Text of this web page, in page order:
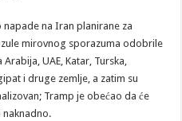
na Iran planirane za
mirovnog sporazuma odobrile
UAE, Katar, Turska,
i druge zemlje, a zatim su
Tramp je obećao da će